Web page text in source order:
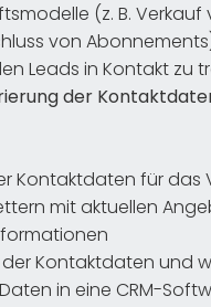
(z. B. Verkauf
von
Leads in Kontakt zu
der
Kontaktdaten für das
mit aktuellen
Kontaktdaten und
in eine CRM-